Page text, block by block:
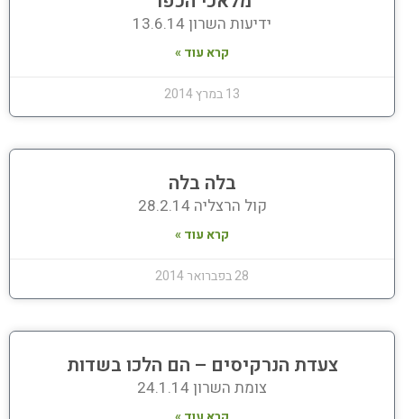
ידיעות השרון 13.6.14
קרא עוד »
13 במרץ 2014
בלה בלה
קול הרצליה 28.2.14
קרא עוד »
28 בפברואר 2014
צעדת הנרקיסים – הם הלכו בשדות
צומת השרון 24.1.14